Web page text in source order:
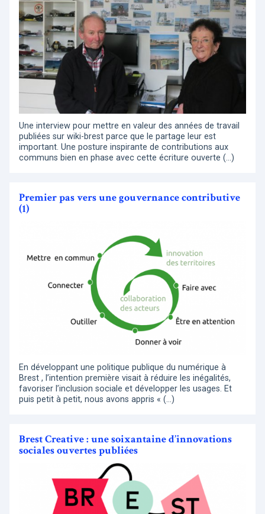
Une interview pour mettre en valeur des années de travail
publiées sur wiki-brest parce que le partage leur est
important. Une posture inspirante de contributions aux
communs bien en phase avec cette écriture ouverte (…)
Premier pas vers une gouvernance contributive
(1)
En développant une politique publique du numérique à
Brest , l’intention première visait à réduire les inégalités,
favoriser l’inclusion sociale et développer les usages. Et
puis petit à petit, nous avons appris « (…)
Brest Creative : une soixantaine d’innovations
sociales ouvertes publiées